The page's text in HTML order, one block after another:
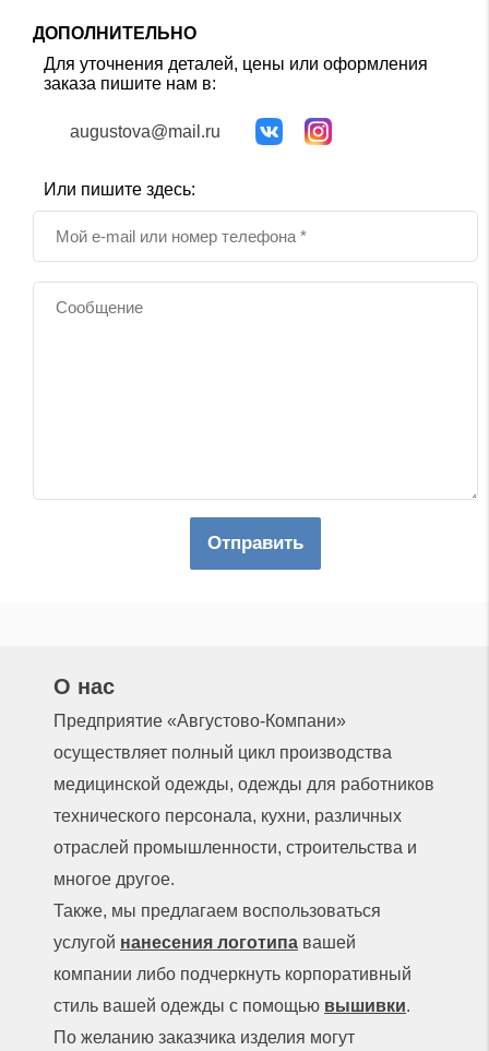
ДОПОЛНИТЕЛЬНО
Для уточнения деталей, цены или оформления
заказа пишите нам в:
augustova@mail.ru
Или пишите здесь:
Отправить
О нас
Предприятие «Августово-Компани»
осуществляет полный цикл производства
медицинской одежды, одежды для работников
технического персонала, кухни, различных
отраслей промышленности, строительства и
многое другое.
Также, мы предлагаем воспользоваться
услугой нанесения логотипа вашей
компании либо подчеркнуть корпоративный
стиль вашей одежды с помощью вышивки.
По желанию заказчика изделия могут